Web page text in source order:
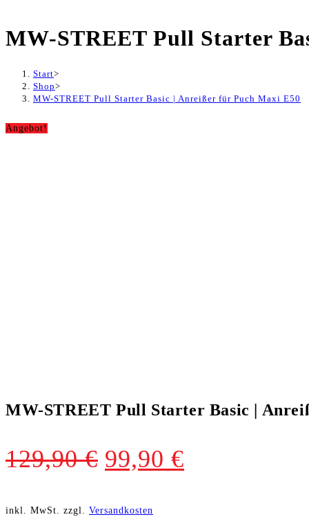
129,90 € 99,90 €.
MW-STREET Pull Starter
Start>
Shop>
MW-STREET Pull Starter Basic | Anreißer für Puch Maxi E50
Angebot!
MW-STREET Pull Starter Basic |
129,90€ Ursprünglicher
war:
99,90 €
inkl. MwSt. zzgl. Versandkosten